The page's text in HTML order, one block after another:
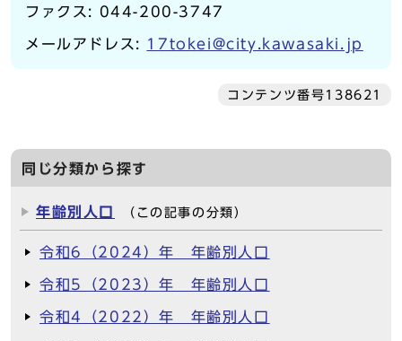
ファクス: 044-200-3747
メールアドレス: 17tokei@city.kawasaki.jp
コンテンツ番号138621
同じ分類から探す
年齢別人口 （この記事の分類）
令和6（2024）年 年齢別人口
令和5（2023）年 年齢別人口
令和4（2022）年 年齢別人口